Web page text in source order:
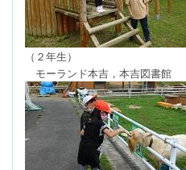
（２年生）
モーランド本吉，本吉図書館